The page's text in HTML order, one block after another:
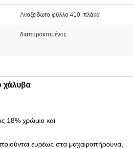
Ανοξείδωτο φύλλο 410, πλάκα
διαπυρακτομένος
χάλυβα
18% χρώμιο και
ευρέως στα μαχαιροπήρουνα,